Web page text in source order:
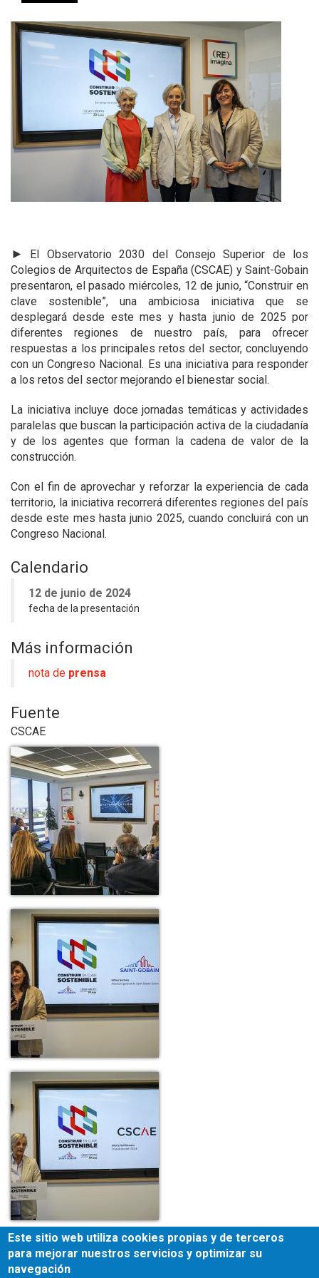
►
El Observatorio 2030 del Consejo Superior de los
Colegios de Arquitectos de España (CSCAE) y Saint-Gobain
presentaron, el pasado miércoles, 12 de junio, “Construir en
clave sostenible”, una ambiciosa iniciativa que se
desplegará desde este mes y hasta junio de 2025 por
diferentes regiones de nuestro país, para ofrecer
respuestas a los principales retos del sector, concluyendo
con un Congreso Nacional. Es una iniciativa para responder
a los retos del sector mejorando el bienestar social.
La iniciativa incluye doce jornadas temáticas y actividades
paralelas que buscan la participación activa de la ciudadanía
y de los agentes que forman la cadena de valor de la
construcción.
Con el fin de aprovechar y reforzar la experiencia de cada
territorio, la iniciativa recorrerá diferentes regiones del país
desde este mes hasta junio 2025, cuando concluirá con un
Congreso Nacional.
Calendario
12 de junio de 2024
fecha de la presentación
Más información
nota de prensa
Fuente
CSCAE
Este sitio web utiliza cookies propias y de terceros
para mejorar nuestros servicios y optimizar su
navegación